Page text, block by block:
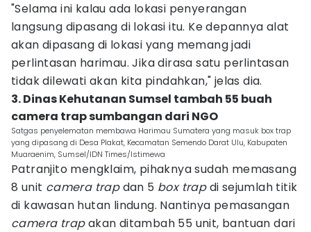
"Selama ini kalau ada lokasi penyerangan
langsung dipasang di lokasi itu. Ke depannya alat
akan dipasang di lokasi yang memang jadi
perlintasan harimau. Jika dirasa satu perlintasan
tidak dilewati akan kita pindahkan," jelas dia.
3. Dinas Kehutanan Sumsel tambah 55 buah
camera trap sumbangan dari NGO
Satgas penyelematan membawa Harimau Sumatera yang masuk box trap
yang dipasang di Desa Plakat, Kecamatan Semendo Darat Ulu, Kabupaten
Muaraenim, Sumsel/IDN Times/Istimewa
Patranjito mengklaim, pihaknya sudah memasang
8 unit camera trapdan 5 box trapdi sejumlah titik
di kawasan hutan lindung. Nantinya pemasangan
camera trapakan ditambah 55 unit, bantuan dari